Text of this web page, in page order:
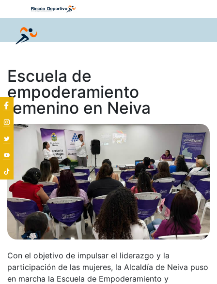
Escuela de
empoderamiento
femenino en Neiva
Con el objetivo de impulsar el liderazgo y la
participación de las mujeres, la Alcaldía de Neiva puso
en marcha la Escuela de Empoderamiento y